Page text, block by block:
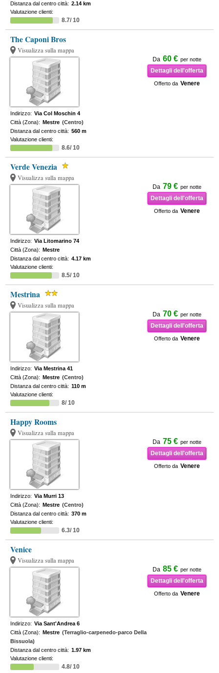
Distanza dal centro città: 2.14 km
Valutazione clienti:
8.7/ 10
The Caponi Bros
Visualizza sulla mappa
Da 60 € per notte
Dettagli dell'offerta
Offerto da Venere
Indirizzo: Via Col Moschin 4
Città (Zona): Mestre (Centro)
Distanza dal centro città: 560 m
Valutazione clienti:
8.6/ 10
Verde Venezia
Visualizza sulla mappa
Da 79 € per notte
Dettagli dell'offerta
Offerto da Venere
Indirizzo: Via Litomarino 74
Città (Zona): Mestre
Distanza dal centro città: 4.17 km
Valutazione clienti:
8.5/ 10
Mestrina
Visualizza sulla mappa
Da 70 € per notte
Dettagli dell'offerta
Offerto da Venere
Indirizzo: Via Mestrina 41
Città (Zona): Mestre (Centro)
Distanza dal centro città: 110 m
Valutazione clienti:
8/ 10
Happy Rooms
Visualizza sulla mappa
Da 75 € per notte
Dettagli dell'offerta
Offerto da Venere
Indirizzo: Via Murri 13
Città (Zona): Mestre (Centro)
Distanza dal centro città: 370 m
Valutazione clienti:
6.3/ 10
Venice
Visualizza sulla mappa
Da 85 € per notte
Dettagli dell'offerta
Offerto da Venere
Indirizzo: Via Sant'Andrea 6
Città (Zona): Mestre (Terraglio-carpenedo-parco Della
Bissuola)
Distanza dal centro città: 1.97 km
Valutazione clienti:
4.8/ 10